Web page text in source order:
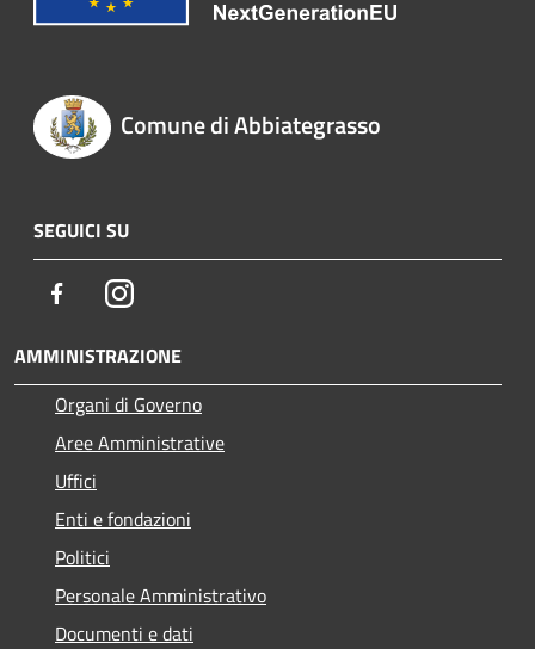
Comune di Abbiategrasso
SEGUICI SU
FacebookInstagram
AMMINISTRAZIONE
Organi di Governo
Aree Amministrative
Uffici
Enti e fondazioni
Politici
Personale Amministrativo
Documenti e dati